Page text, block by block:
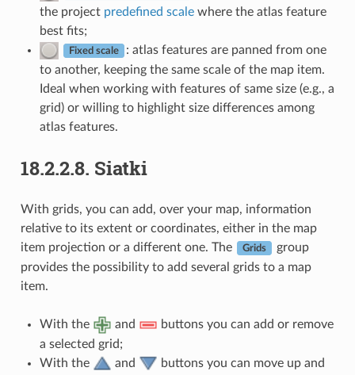
the project predefined scalewhere the atlas feature
best fits;
Fixed scale
: atlas features are panned from one
to another, keeping the same scale of the map item.
Ideal when working with features of same size (e.g., a
grid) or willing to highlight size differences among
atlas features.
18.2.2.8. Siatki
With grids, you can add, over your map, information
relative to its extent or coordinates, either in the map
item projection or a different one. The
Grids
group
provides the possibility to add several grids to a map
item.
With the and
buttons you can add or remove
a selected grid;
With the
and
buttons you can move up and